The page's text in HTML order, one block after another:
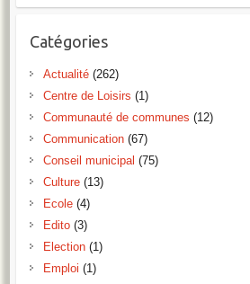
Catégories
Actualité(262)
Centre de Loisirs (1)
Communauté de communes (12)
Communication(67)
Conseil municipal (75)
Culture(13)
Ecole(4)
Edito(3)
Election(1)
Emploi (1)